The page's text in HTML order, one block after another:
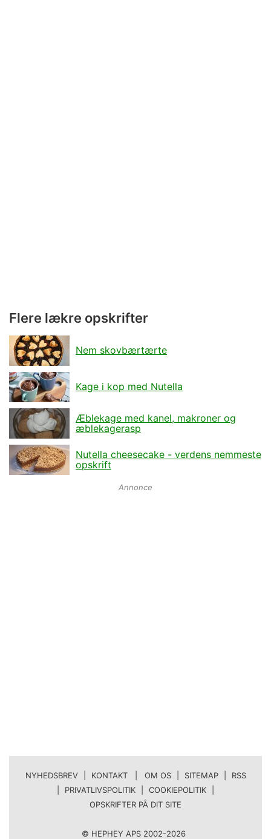
Flere lækre opskrifter
Nem skovbærtærte
Kage i kop med Nutella
Æblekage med kanel, makroner og
æblekagerasp
Nutella cheesecake - verdens nemmeste
opskrift
Annonce
NYHEDSBREV KONTAKT | OM OS SITEMAP
RSS
PRIVATLIVSPOLITIK COOKIEPOLITIK
OPSKRIFTER PÅ DIT SITE
© HEPHEY APS 2002-2026